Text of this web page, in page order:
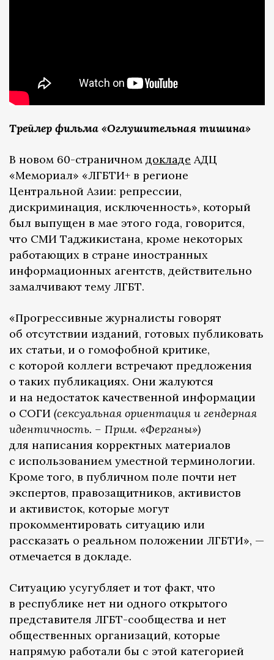
Трейлер фильма «Оглушительная тишина»
В новом 60-страничном докладе АДЦ
«Мемориал» «ЛГБТИ+ в регионе
Центральной Азии: репрессии,
дискриминация, исключенность», который
был выпущен в мае этого года, говорится,
что СМИ Таджикистана, кроме некоторых
работающих в стране иностранных
информационных агентств, действительно
замалчивают тему ЛГБТ.
«Прогрессивные журналисты говорят
об отсутствии изданий, готовых публиковать
их статьи, и о гомофобной критике,
с которой коллеги встречают предложения
о таких публикациях. Они жалуются
и на недостаток качественной информации
о СОГИ (сексуальная ориентация и гендерная
идентичность. – Прим. «Ферганы»)
для написания корректных материалов
с использованием уместной терминологии.
Кроме того, в публичном поле почти нет
экспертов, правозащитников, активистов
и активисток, которые могут
прокомментировать ситуацию или
рассказать о реальном положении ЛГБТИ», —
отмечается в докладе.
Ситуацию усугубляет и тот факт, что
в республике нет ни одного открытого
представителя ЛГБТ-сообщества и нет
общественных организаций, которые
напрямую работали бы с этой категорией